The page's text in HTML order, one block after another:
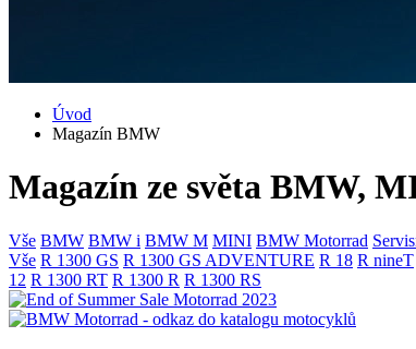
Úvod
Magazín BMW
Magazín ze světa BMW,
Vše BMW BMW i BMW M MINI BMW Motorrad
Vše R 1300 GS R 1300 GS ADVENTURE R 18 R nineT
12 R 1300 RT R 1300 R R 1300 RS